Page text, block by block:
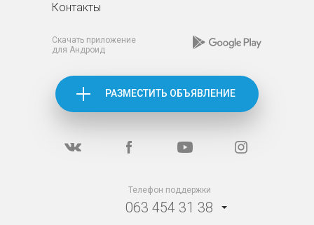
Контакты
Скачать приложение
для Андроид
РАЗМЕСТИТЬ ОБЪЯВЛЕНИЕ
Телефон поддержки
063 454 31 38